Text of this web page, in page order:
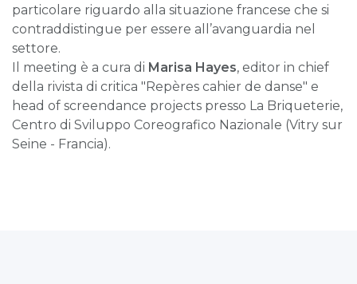
particolare riguardo alla situazione francese che si
contraddistingue per essere all’avanguardia nel
settore.
Il meeting è a cura di Marisa Hayes, editor in chief
della rivista di critica "Repères cahier de danse" e
head of screendance projects presso La Briqueterie,
Centro di Sviluppo Coreografico Nazionale (Vitry sur
Seine - Francia).